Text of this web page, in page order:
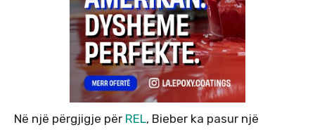
Në një përgjigje për REL, Bieber ka pasur një